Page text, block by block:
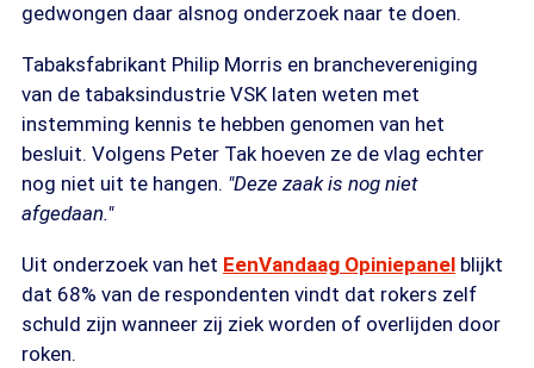
gedwongen daar alsnog onderzoek naar te doen.
Tabaksfabrikant Philip Morris en branchevereniging
van de tabaksindustrie VSK laten weten met
instemming kennis te hebben genomen van het
besluit. Volgens Peter Tak hoeven ze de vlag echter
nog niet uit te hangen. "Deze zaak is nog niet
afgedaan."
Uit onderzoek van het EenVandaag Opiniepanel blijkt
dat 68% van de respondenten vindt dat rokers zelf
schuld zijn wanneer zij ziek worden of overlijden door
roken.